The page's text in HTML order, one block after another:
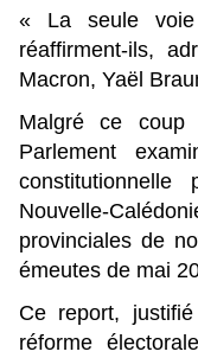
« La seule
réaffirment-ils,
Macron, Yaël
Malgré ce
Parlement
Nouvelle-
provinciales de
émeutes de mai
Ce report,
réforme